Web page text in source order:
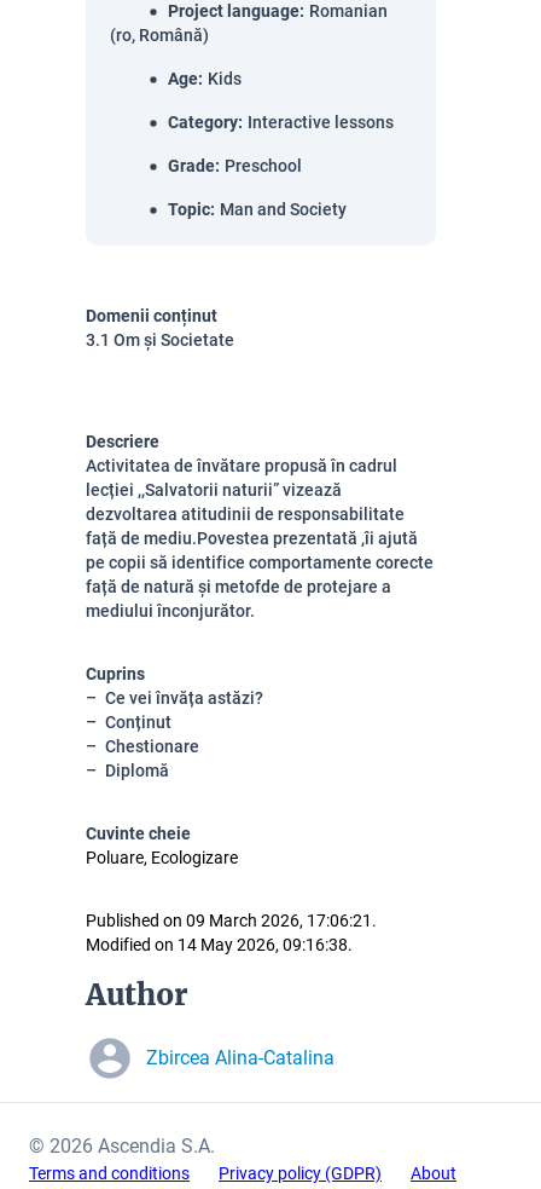
Project language: Romanian
(ro, Română)
Age: Kids
Category: Interactive lessons
Grade: Preschool
Topic: Man and Society
Domenii conținut
3.1 Om și Societate
Descriere
Activitatea de învătare propusă în cadrul
lecției ,,Salvatorii naturii” vizează
dezvoltarea atitudinii de responsabilitate
față de mediu.Povestea prezentată ,îi ajută
pe copii să identifice comportamente corecte
față de natură și metofde de protejare a
mediului înconjurător.
Cuprins
Ce vei învăța astăzi?
Conținut
Chestionare
Diplomă
Cuvinte cheie
Poluare, Ecologizare
Published on 09 March 2026, 17:06:21.
Modified on 14 May 2026, 09:16:38.
Author
Zbircea Alina-Catalina
© 2026 Ascendia S.A.
Terms and conditions Privacy policy (GDPR) About